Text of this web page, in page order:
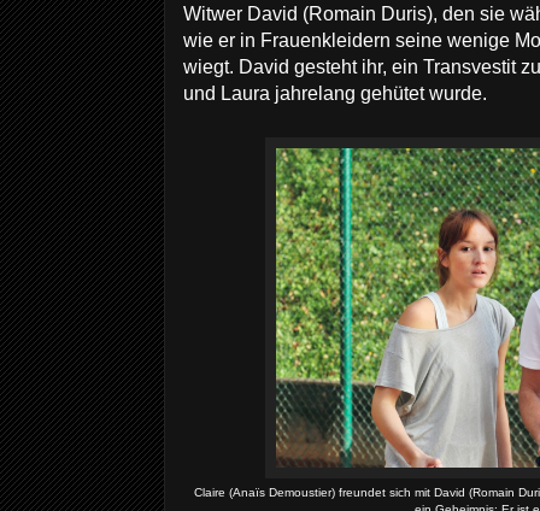
Witwer David (Romain Duris), den sie
wie er in Frauenkleidern seine wenige
wiegt. David gesteht ihr, ein Transvestit
und Laura jahrelang gehütet wurde.
Claire (Anaïs Demoustier) freundet sich mit David (Romain